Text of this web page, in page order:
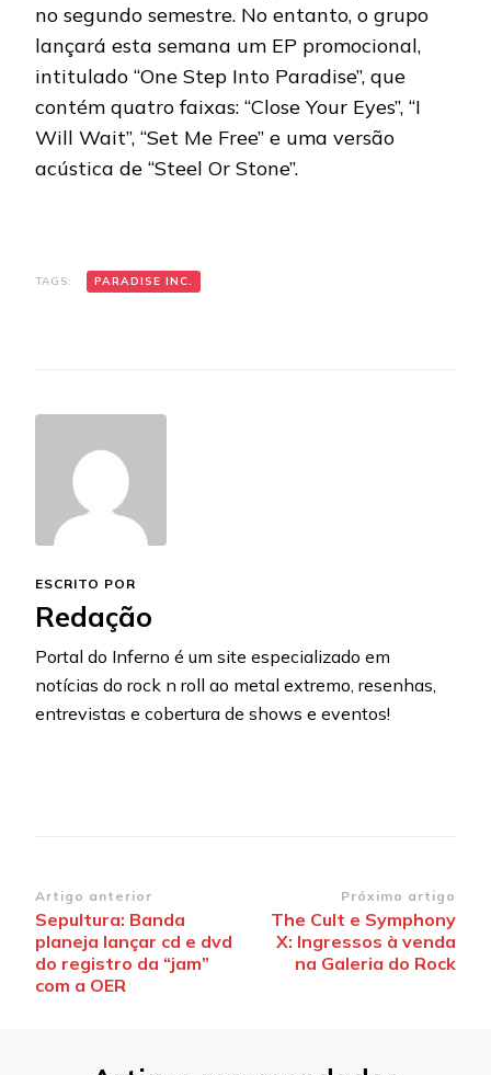
no segundo semestre. No entanto, o grupo
lançará esta semana um EP promocional,
intitulado “One Step Into Paradise”, que
contém quatro faixas: “Close Your Eyes”, “I
Will Wait”, “Set Me Free” e uma versão
acústica de “Steel Or Stone”.
TAGS: PARADISE INC.
ESCRITO POR
Redação
Portal do Inferno é um site especializado em
notícias do rock n roll ao metal extremo, resenhas,
entrevistas e cobertura de shows e eventos!
Navegação
de
post
Artigo anterior
Sepultura: Banda
planeja lançar cd e dvd
do registro da “jam”
com a OER
Próximo artigo
The Cult e Symphony
X: Ingressos à venda
na Galeria do Rock